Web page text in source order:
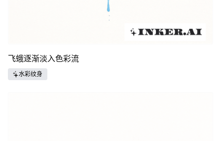
飞蛾逐渐淡入色彩流
水彩纹身